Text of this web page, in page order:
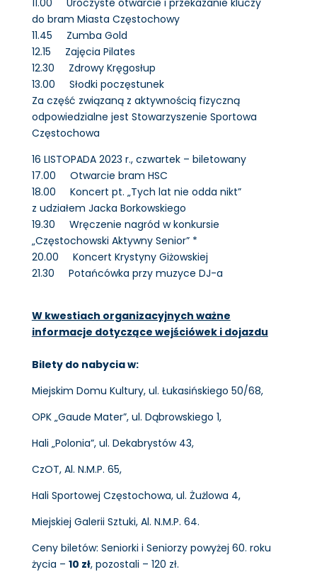
11.00 Uroczyste otwarcie i przekazanie kluczy
do bram Miasta Częstochowy
11.45 Zumba Gold
12.15 Zajęcia Pilates
12.30 Zdrowy Kręgosłup
13.00 Słodki poczęstunek
Za część związaną z aktywnością fizyczną
odpowiedzialne jest Stowarzyszenie Sportowa
Częstochowa
16 LISTOPADA 2023 r., czwartek – biletowany
17.00 Otwarcie bram HSC
18.00 Koncert pt. „Tych lat nie odda nikt”
z udziałem Jacka Borkowskiego
19.30 Wręczenie nagród w konkursie
„Częstochowski Aktywny Senior” *
20.00 Koncert Krystyny Giżowskiej
21.30 Potańcówka przy muzyce DJ-a
W kwestiach organizacyjnych ważne
informacje dotyczące wejściówek i dojazdu
Bilety do nabycia w:
Miejskim Domu Kultury, ul. Łukasińskiego 50/68,
OPK „Gaude Mater”, ul. Dąbrowskiego 1,
Hali „Polonia”, ul. Dekabrystów 43,
CzOT, Al. N.M.P. 65,
Hali Sportowej Częstochowa, ul. Żużlowa 4,
Miejskiej Galerii Sztuki, Al. N.M.P. 64.
Ceny biletów: Seniorki i Seniorzy powyżej 60. roku
życia – 10 zł, pozostali – 120 zł.